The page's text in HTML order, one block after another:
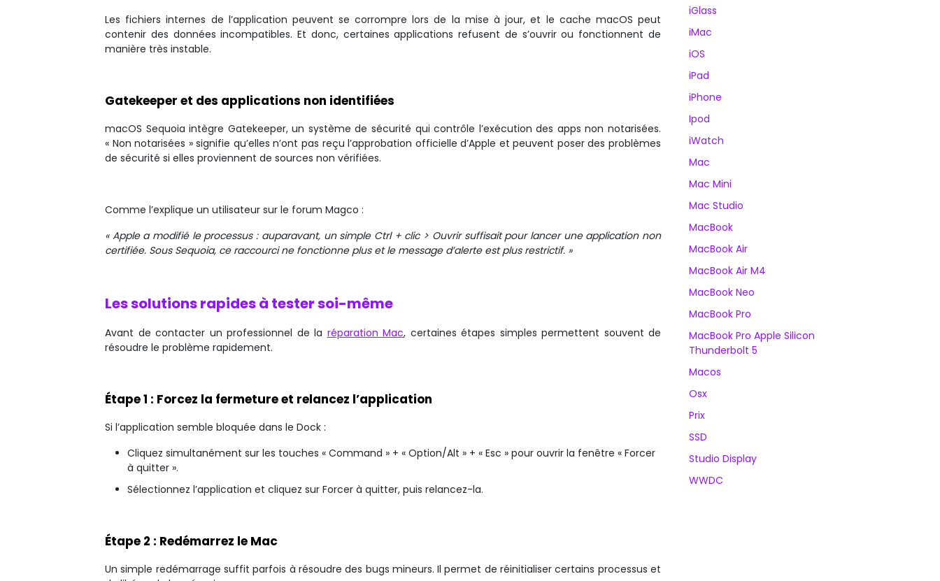
Les fichiers internes de l’application peuvent se corrompre lors de la mise à jour, et le cache macOS peut
contenir des données incompatibles. Et donc, certaines applications refusent de s’ouvrir ou fonctionnent de
manière très instable.
Gatekeeper et des applications non identifiées
macOS Sequoia intègre Gatekeeper, un système de sécurité qui contrôle l’exécution des apps non notarisées.
« Non notarisées » signifie qu’elles n’ont pas reçu l’approbation officielle d’Apple et peuvent poser des problèmes
de sécurité si elles proviennent de sources non vérifiées.
Comme l’explique un utilisateur sur le forum Magco :
« Apple a modifié le processus : auparavant, un simple Ctrl + clic > Ouvrir suffisait pour lancer une application non
certifiée. Sous Sequoia, ce raccourci ne fonctionne plus et le message d’alerte est plus restrictif. »
Les solutions rapides à tester soi-même
Avant de contacter un professionnel de la réparation Mac, certaines étapes simples permettent souvent de
résoudre le problème rapidement.
Étape 1 : Forcez la fermeture et relancez l’application
Si l’application semble bloquée dans le Dock :
Cliquez simultanément sur les touches « Command » + « Option/Alt » + « Esc » pour ouvrir la fenêtre « Forcer
à quitter ».
Sélectionnez l’application et cliquez sur Forcer à quitter, puis relancez-la.
Étape 2 : Redémarrez le Mac
Un simple redémarrage suffit parfois à résoudre des bugs mineurs. Il permet de réinitialiser certains processus et
iGlass
iMac
iOS
iPad
iPhone
Ipod
iWatch
Mac
Mac Mini
Mac Studio
MacBook
MacBook Air
MacBook Air M4
MacBook Neo
MacBook Pro
MacBook Pro Apple Silicon
Thunderbolt 5
Macos
Osx
Prix
SSD
Studio Display
WWDC